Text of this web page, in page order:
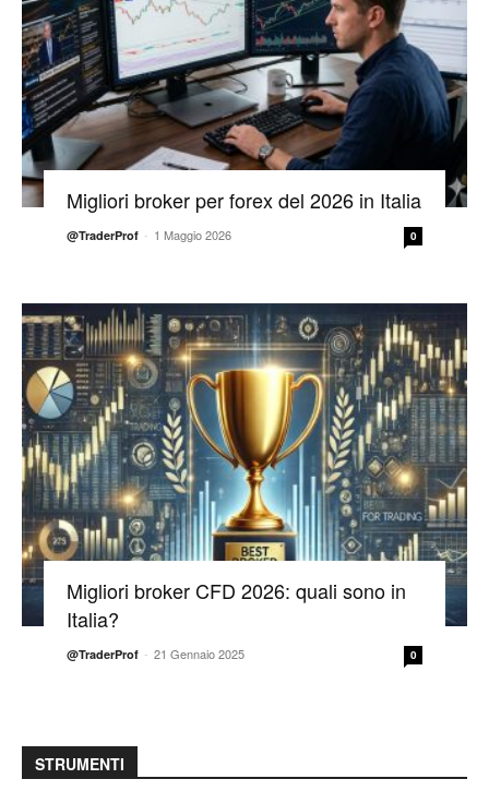
Migliori broker per forex del 2026 in Italia
@TraderProf - 1 Maggio 2026 0
Migliori broker CFD 2026: quali sono in
Italia?
@TraderProf - 21 Gennaio 2025 0
STRUMENTI